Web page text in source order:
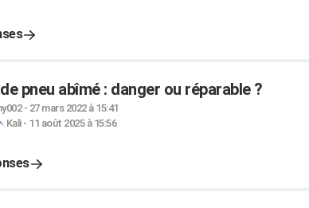
pneu abîmé : danger ou réparable ?
- 27 mars 2022 à 15:41
Kali- 11 août 2025 à 15:56